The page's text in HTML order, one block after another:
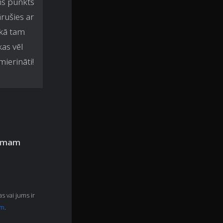
ar
tam
vēl
vai jums ir
.